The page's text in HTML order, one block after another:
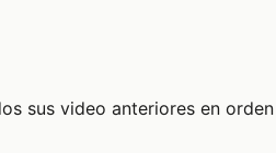
sus video anteriores en